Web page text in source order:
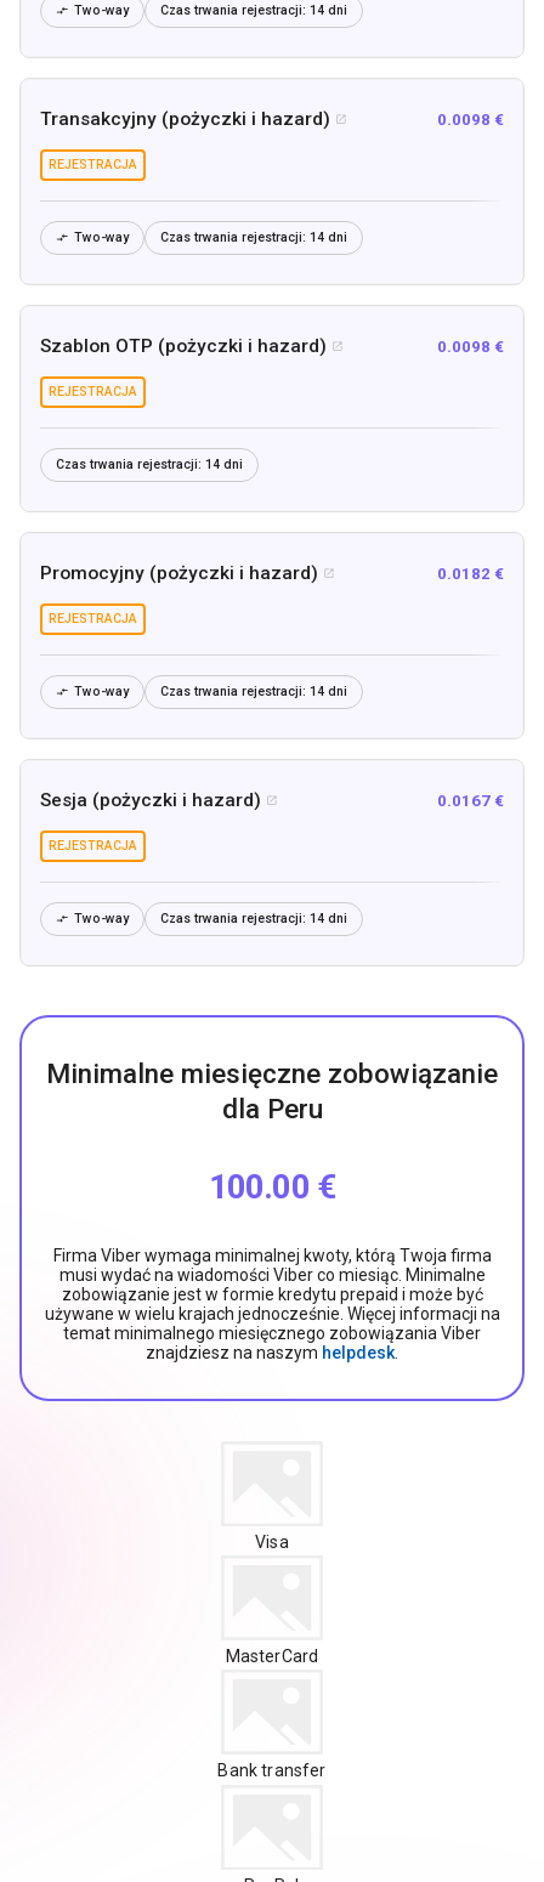
 Two-way Czas trwania rejestracji: 14 dni
Transakcyjny (pożyczki i hazard)  0.0098 €
REJESTRACJA
 Two-way Czas trwania rejestracji: 14 dni
Szablon OTP (pożyczki i hazard)  0.0098 €
REJESTRACJA
Czas trwania rejestracji: 14 dni
Promocyjny (pożyczki i hazard)  0.0182 €
REJESTRACJA
 Two-way Czas trwania rejestracji: 14 dni
Sesja (pożyczki i hazard)  0.0167 €
REJESTRACJA
 Two-way Czas trwania rejestracji: 14 dni
Minimalne miesięczne zobowiązanie
dla Peru
100.00 €
Firma Viber wymaga minimalnej kwoty, którą Twoja firma
musi wydać na wiadomości Viber co miesiąc. Minimalne
zobowiązanie jest w formie kredytu prepaid i może być
używane w wielu krajach jednocześnie. Więcej informacji na
temat minimalnego miesięcznego zobowiązania Viber
znajdziesz na naszym helpdesk
Visa
MasterCard
Bank transfer